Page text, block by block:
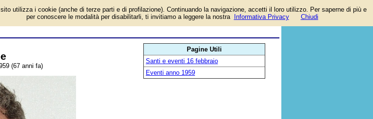
è nato, cosa ha fatto John McEnroe, ex tennista
Breve biografia. Voce dell'Almanacco.
(67 anni fa)
Pagine Utili
Santi e eventi 16 febbraio
Eventi anno 1959
utilizza i cookie (anche di terze parti e di profilazione). Continuando la navigazione, accetti il loro utilizzo. Per saperne di più e
per conoscere le modalità per disabilitarli, ti invitiamo a leggere la nostra
Informativa Privacy Chiudi